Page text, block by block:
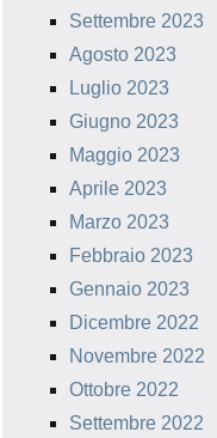
Settembre 2023
Agosto 2023
Luglio 2023
Giugno 2023
Maggio 2023
Aprile 2023
Marzo 2023
Febbraio 2023
Gennaio 2023
Dicembre 2022
Novembre 2022
Ottobre 2022
Settembre 2022